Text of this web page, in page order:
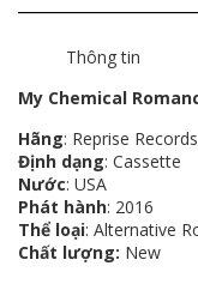
Thông tin
My Chemical
Hãng: Reprise Records
Định dạng: Cassette
Nước: USA
Phát hành: 2016
Thể loại: Alternative
Chất lượng: New